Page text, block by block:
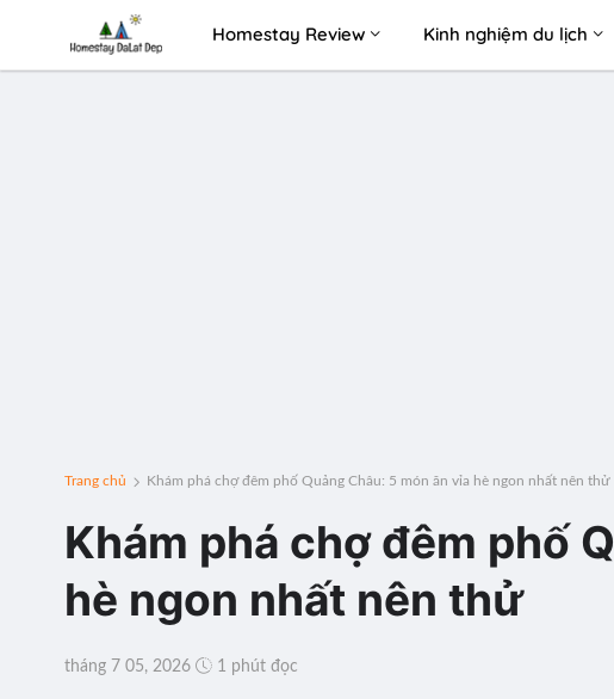
Homestay Review Kinh nghiệm du lịch
Trang chủ Khám phá chợ đêm phố Quảng Châu: 5 món ăn vỉa hè ngon nhất nên thử
Khám phá chợ đêm phố
hè ngon nhất nên thử
tháng 7 05, 2026 1 phút đọc